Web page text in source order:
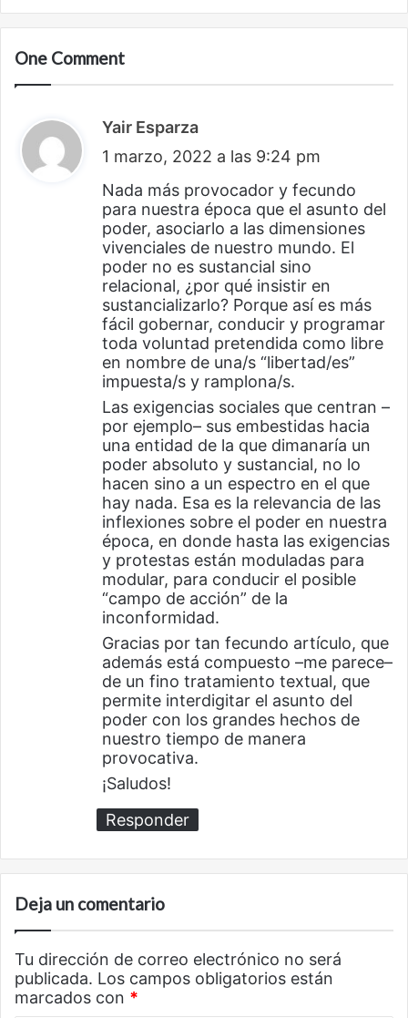
One Comment
Yair Esparza
i
c
e
:
1 marzo, 2022 a las 9:24 pm
Nada más provocador y fecundo
para nuestra época que el asunto del
poder, asociarlo a las dimensiones
vivenciales de nuestro mundo. El
poder no es sustancial sino
relacional, ¿por qué insistir en
sustancializarlo? Porque así es más
fácil gobernar, conducir y programar
toda voluntad pretendida como libre
en nombre de una/s “libertad/es”
impuesta/s y ramplona/s.
Las exigencias sociales que centran –
por ejemplo– sus embestidas hacia
una entidad de la que dimanaría un
poder absoluto y sustancial, no lo
hacen sino a un espectro en el que
hay nada. Esa es la relevancia de las
inflexiones sobre el poder en nuestra
época, en donde hasta las exigencias
y protestas están moduladas para
modular, para conducir el posible
“campo de acción” de la
inconformidad.
Gracias por tan fecundo artículo, que
además está compuesto –me parece–
de un fino tratamiento textual, que
permite interdigitar el asunto del
poder con los grandes hechos de
nuestro tiempo de manera
provocativa.
¡Saludos!
Responder
Deja un comentario
Tu dirección de correo electrónico no será
publicada. Los campos obligatorios están
marcados con *